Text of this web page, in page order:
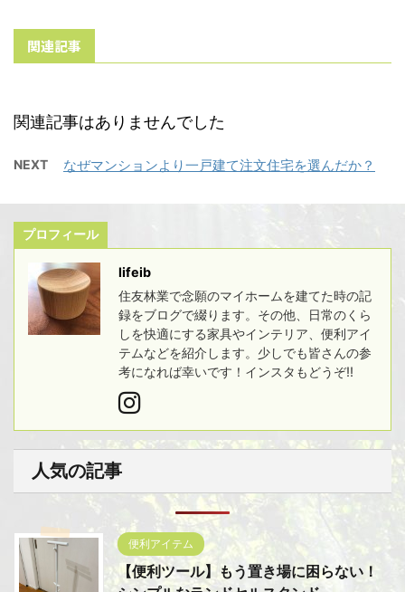
関連記事
関連記事はありませんでした
NEXT なぜマンションより一戸建て注文住宅を選んだか？
プロフィール
lifeib
住友林業で念願のマイホームを建てた時の記
録をブログで綴ります。その他、日常のくら
しを快適にする家具やインテリア、便利アイ
テムなどを紹介します。少しでも皆さんの参
考になれば幸いです！インスタもどうぞ!!
人気の記事
便利アイテム
【便利ツール】もう置き場に困らない！